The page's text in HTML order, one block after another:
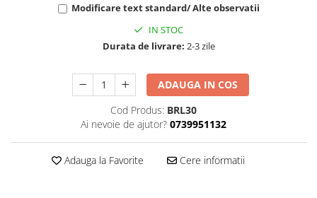
Brelocuri de Lemn
Bratari
Cercei din lemn
Modificare text standard/ Alte observatii
IN STOC
Durata de livrare: 2-3 zile
ADAUGA IN COS
Cod Produs: BRL30
Ai nevoie de ajutor? 0739951132
Adauga la Favorite Cere informatii